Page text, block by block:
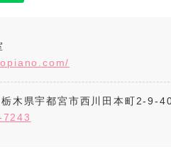
木県宇都宮市西川田本町2-9-